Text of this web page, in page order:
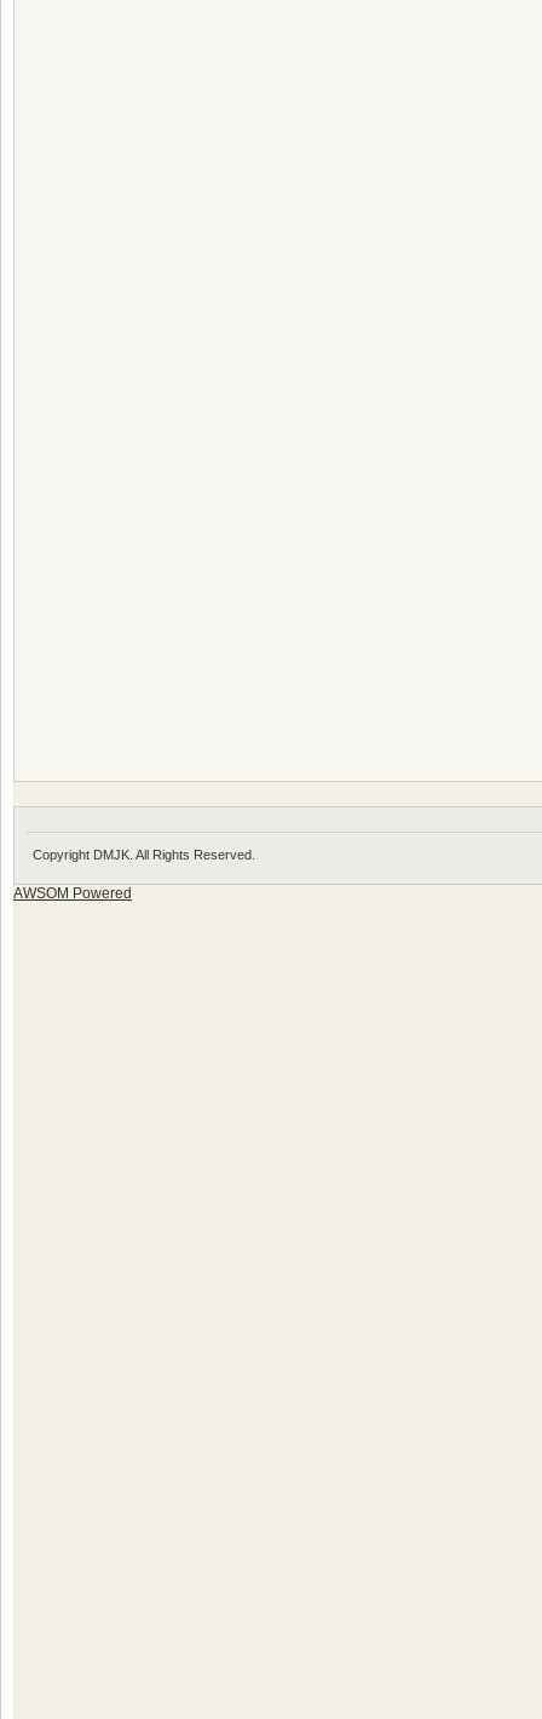
Copyright DMJK. All Rights Reserved.
AWSOM Powered